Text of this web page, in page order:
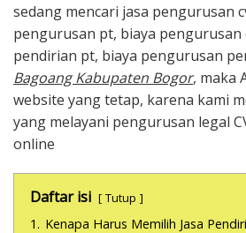
sedang mencari jasa pengurusan
pengurusan pt, biaya pengurusan
pendirian pt, biaya pengurusan
Bagoang Kabupaten Bogor, maka
website yang tetap, karena kami
yang melayani pengurusan legal
online
Daftar isi Tutup
1. Kenapa Harus Memilih Jasa